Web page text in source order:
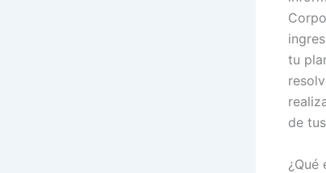
tu
de
¿Qué